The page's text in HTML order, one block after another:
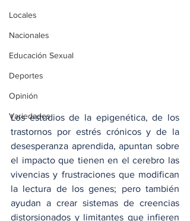
Locales
Nacionales
Educación Sexual
Deportes
Opinión
Variedades
Los estudios de la epigenética, de los
trastornos por estrés crónicos y de la
desesperanza aprendida, apuntan sobre
el impacto que tienen en el cerebro las
vivencias y frustraciones que modifican
la lectura de los genes; pero también
ayudan a crear sistemas de creencias
distorsionados y limitantes que infieren